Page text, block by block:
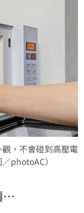
，不會碰到高壓電
photoAC）
…